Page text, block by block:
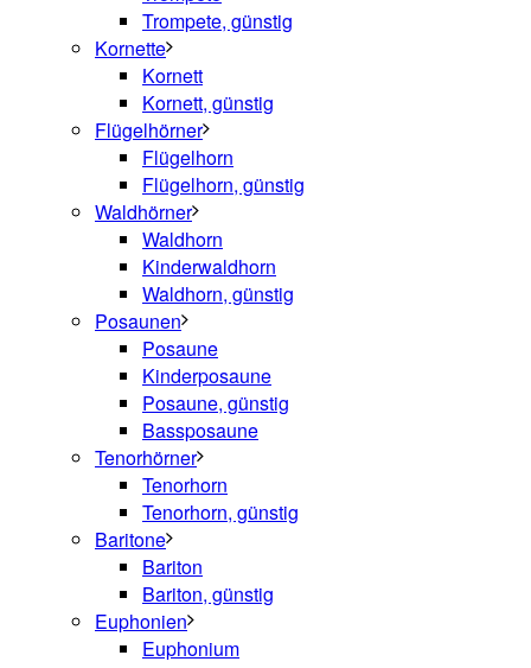
Trompete, günstig
Kornette
Kornett
Kornett, günstig
Flügelhörner
Flügelhorn
Flügelhorn, günstig
Waldhörner
Waldhorn
Kinderwaldhorn
Waldhorn, günstig
Posaunen
Posaune
Kinderposaune
Posaune, günstig
Bassposaune
Tenorhörner
Tenorhorn
Tenorhorn, günstig
Baritone
Bariton
Bariton, günstig
Euphonien
Euphonium